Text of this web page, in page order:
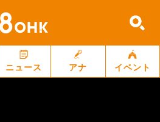
ニュース アナ イベント